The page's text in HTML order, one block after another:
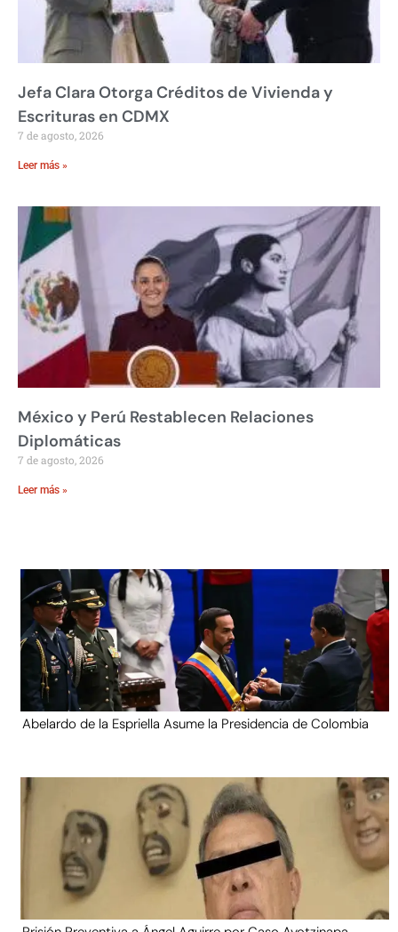
Jefa Clara Otorga Créditos de Vivienda y
Escrituras en CDMX
7 de agosto, 2026
Leer más »
México y Perú Restablecen Relaciones
Diplomáticas
7 de agosto, 2026
Leer más »
Abelardo de la Espriella Asume la Presidencia de Colombia